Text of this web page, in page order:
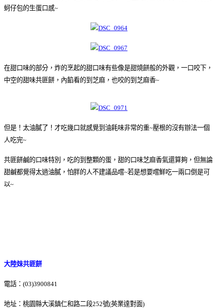
蚵仔包的生蛋口感~
在甜口味的部分，炸的烹起的甜口味有些像是甜燒餅般的外觀，一口咬下，
中空的甜味共匪餅，內餡看的到芝麻，也咬的到芝麻香~
但是！太油膩了！才吃幾口就感覺到油耗味非常的重~壓根的沒有辦法一個
人吃完~
共匪餅鹹的口味特別，吃的到整顆的蛋，甜的口味芝麻香氣還算夠，但無論
甜鹹都覺得太過油膩，怕胖的人不建議品嚐~若是想要嚐鮮吃一兩口倒是可
以~
大陸妹共匪餅
電話：(03)3900841
地址：桃園縣大溪鎮仁和路二段252號(英業達對面)